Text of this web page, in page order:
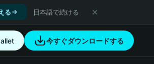
る 日本語で続ける
今すぐダウンロードする